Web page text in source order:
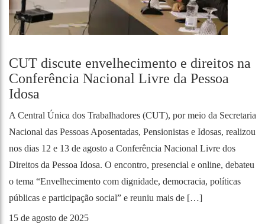
CUT discute envelhecimento e direitos na
Conferência Nacional Livre da Pessoa
Idosa
A Central Única dos Trabalhadores (CUT), por meio da Secretaria
Nacional das Pessoas Aposentadas, Pensionistas e Idosas, realizou
nos dias 12 e 13 de agosto a Conferência Nacional Livre dos
Direitos da Pessoa Idosa. O encontro, presencial e online, debateu
o tema “Envelhecimento com dignidade, democracia, políticas
públicas e participação social” e reuniu mais de […]
15 de agosto de 2025